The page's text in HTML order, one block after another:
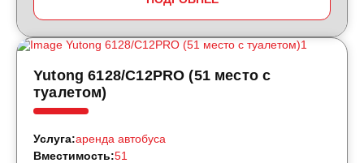
Yutong 6128/C12PRO (51 место с
туалетом)
Услуга:аренда автобуса
Вместимость:51